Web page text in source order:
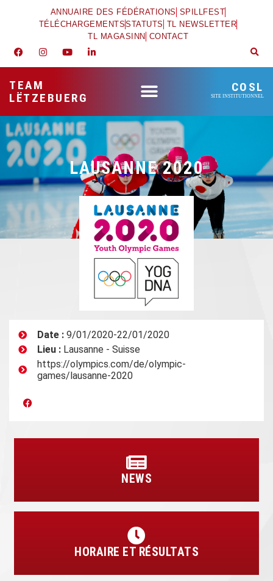
ANNUAIRE DES FÉDÉRATIONS SPILLFEST
TÉLÉCHARGEMENTSSTATUTS TL NEWSLETTER
TL MAGASINN CONTACT
TEAM
LËTZEBUERG
COSL
SITE INSTITUTIONNEL
LAUSANNE 2020
Date :9/01/2020-22/01/2020
Lieu :Lausanne - Suisse
https://olympics.com/de/olympic-
games/lausanne-2020
NEWS
HORAIRE ET RÉSULTATS